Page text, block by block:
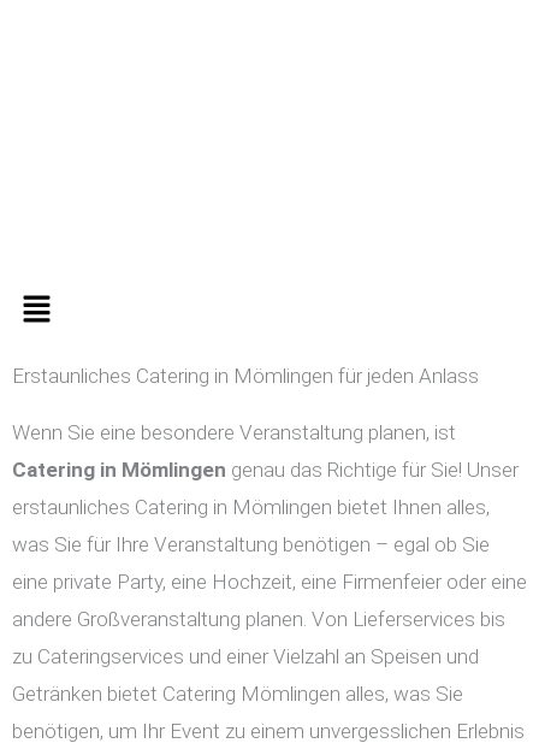
Menü
Erstaunliches Catering in Mömlingen für jeden Anlass
Wenn Sie eine besondere Veranstaltung planen, ist
Catering in Mömlingen genau das Richtige für Sie! Unser
erstaunliches Catering in Mömlingen bietet Ihnen alles,
was Sie für Ihre Veranstaltung benötigen – egal ob Sie
eine private Party, eine Hochzeit, eine Firmenfeier oder eine
andere Großveranstaltung planen. Von Lieferservices bis
zu Cateringservices und einer Vielzahl an Speisen und
Getränken bietet Catering Mömlingen alles, was Sie
benötigen, um Ihr Event zu einem unvergesslichen Erlebnis